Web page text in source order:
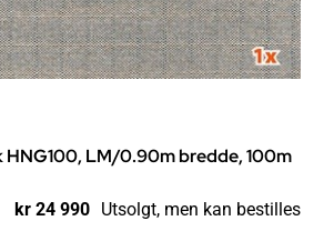
HNG100, LM/0.90m bredde, 100m
kr 24 990 Utsolgt, men kan bestilles